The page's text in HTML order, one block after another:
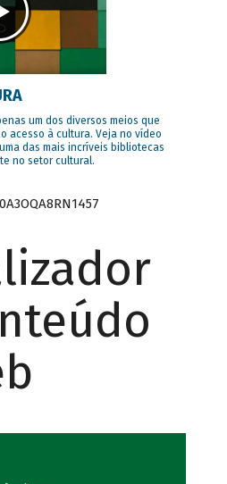
um dos diversos meios que
acesso à cultura. Veja no vídeo
das mais incríveis bibliotecas
no setor cultural.